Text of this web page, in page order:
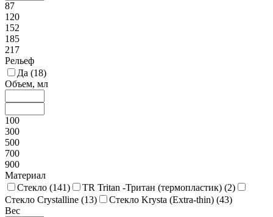
87
120
152
185
217
Рельеф
Да (18)
Объем, мл
100
300
500
700
900
Материал
Стекло (141) TR Tritan -Тритан (термопластик) (2)
Стекло Crystalline (13) Стекло Krysta (Extra-thin) (43)
Вес